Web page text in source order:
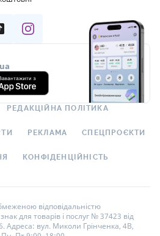
РЕДАКЦІЙНА ПОЛІТИКА
РЕКЛАМА СПЕЦПРОЄКТИ
КОНФІДЕНЦІЙНІСТЬ
відповідальністю
для товарів і послуг № 37423 від
Адреса: вул. Миколи Грінченка, 4В,